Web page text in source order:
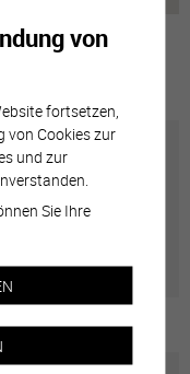
von
fortsetzen,
von Cookies zur
und zur
Sie Ihre